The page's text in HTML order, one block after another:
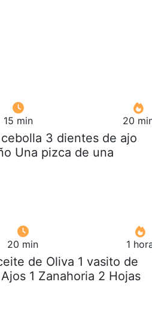
15 min 20
3 dientes de ajo
Una pizca de una
20 min 1
de Oliva 1 vasito de
1 Zanahoria 2 Hojas